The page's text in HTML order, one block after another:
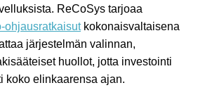
ReCoSys tarjoaa
ohjausratkaisutkokonaisvaltaisena
järjestelmän valinnan,
huollot, jotta investointi
koko elinkaarensa ajan.